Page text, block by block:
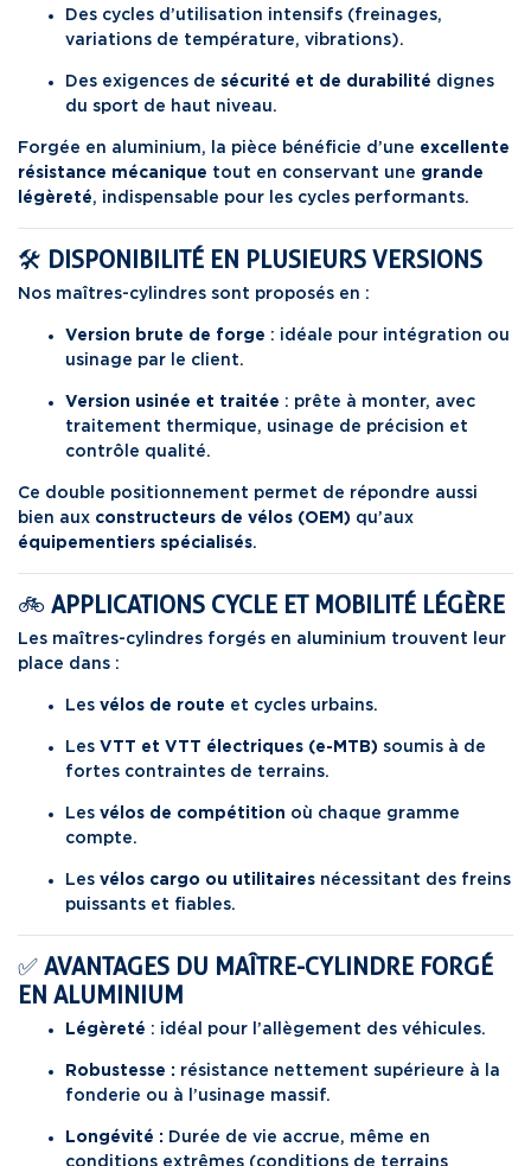
Des cycles d’utilisation intensifs (freinages,
variations de température, vibrations).
Des exigences de sécurité et de durabilité dignes
du sport de haut niveau.
Forgée en aluminium, la pièce bénéficie d’une excellente
résistance mécanique tout en conservant une grande
légèreté, indispensable pour les cycles performants.
🛠️ DISPONIBILITÉ EN PLUSIEURS VERSIONS
Nos maîtres-cylindres sont proposés en :
Version brute de forge : idéale pour intégration ou
usinage par le client.
Version usinée et traitée : prête à monter, avec
traitement thermique, usinage de précision et
contrôle qualité.
Ce double positionnement permet de répondre aussi
bien aux constructeurs de vélos (OEM) qu’aux
équipementiers spécialisés.
🚲 APPLICATIONS CYCLE ET MOBILITÉ LÉGÈRE
Les maîtres-cylindres forgés en aluminium trouvent leur
place dans :
Les vélos de route et cycles urbains.
Les VTT et VTT électriques (e-MTB) soumis à de
fortes contraintes de terrains.
Les vélos de compétition où chaque gramme
compte.
Les vélos cargo ou utilitaires nécessitant des freins
puissants et fiables.
✅ AVANTAGES DU MAÎTRE-CYLINDRE FORGÉ
EN ALUMINIUM
Légèreté : idéal pour l’allègement des véhicules.
Robustesse : résistance nettement supérieure à la
fonderie ou à l’usinage massif.
Longévité : Durée de vie accrue, même en
conditions extrêmes (conditions de terrains